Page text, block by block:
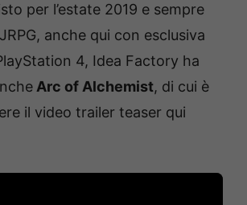
per l’estate 2019 e sempre
anche qui con esclusiva
4, Idea Factory ha
Arc of Alchemist, di cui è
il video trailer teaser qui